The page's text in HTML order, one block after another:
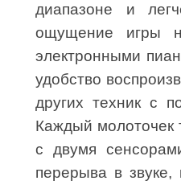
диапазоне и
ощущение игры
электронными
удобство
других техник с
Каждый молоточек
с двумя
перерыва в